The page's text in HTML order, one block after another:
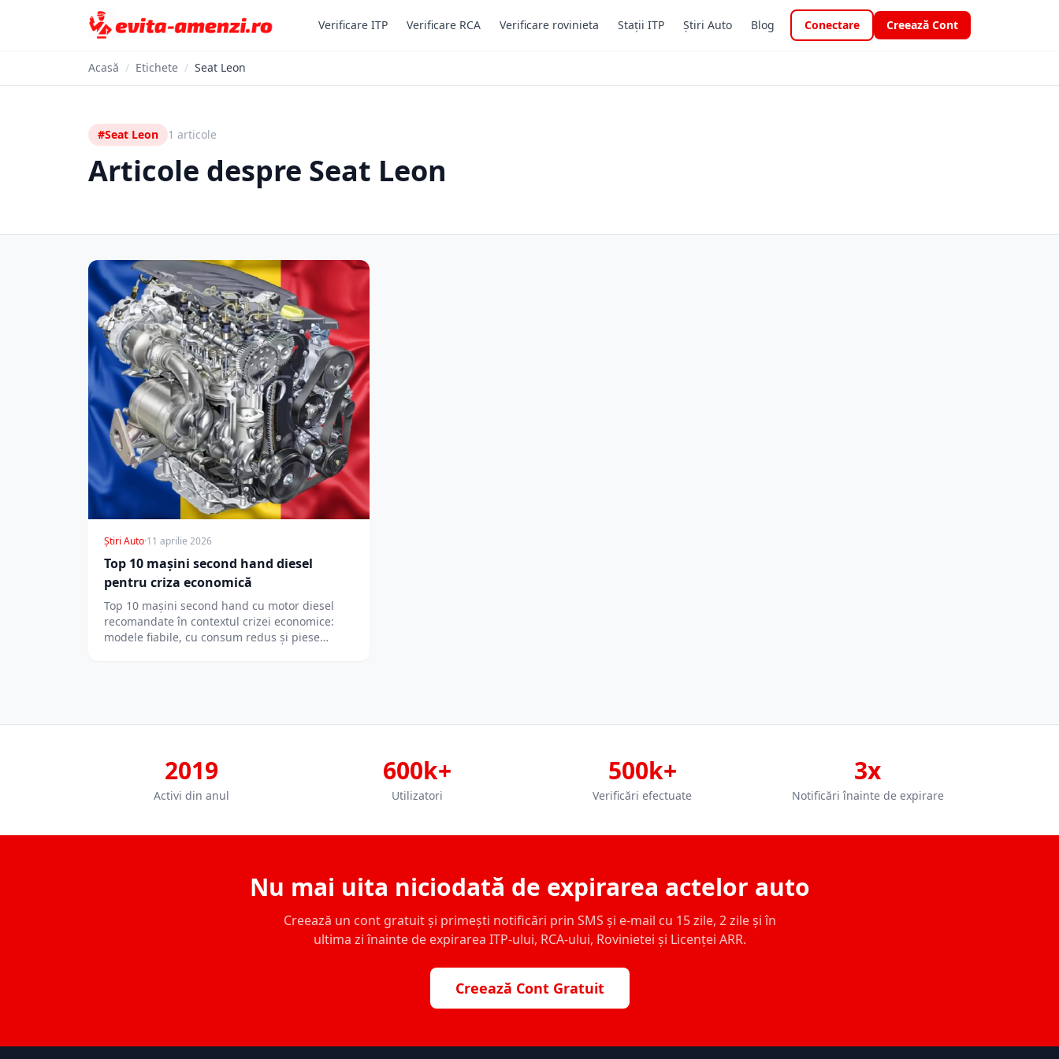
Verificare ITP Verificare RCA Verificare rovinieta Stații ITP Știri Auto Blog Conectare Creează Cont
Acasă / Etichete / Seat Leon
#Seat Leon 1 articole
Articole despre Seat Leon
Știri Auto·11 aprilie 2026
Top 10 mașini second hand diesel
pentru criza economică
Top 10 mașini second hand cu motor diesel
recomandate în contextul crizei economice:
modele fiabile, cu consum redus și piese…
2019
Activi din anul
600k+
Utilizatori
500k+
Verificări efectuate
3x
Notificări înainte de expirare
Nu mai uita niciodată de expirarea actelor auto
Creează un cont gratuit și primești notificări prin SMS și e-mail cu 15 zile, 2 zile și în
ultima zi înainte de expirarea ITP-ului, RCA-ului, Rovinietei și Licenței ARR.
Creează Cont Gratuit